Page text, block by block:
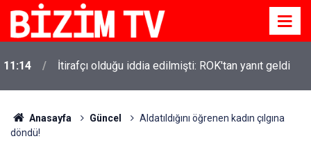
11:14 İtirafçı olduğu iddia edilmişti: ROK'tan yanıt geldi
Anasayfa Güncel
Aldatıldığını öğrenen kadın çılgına
döndü!